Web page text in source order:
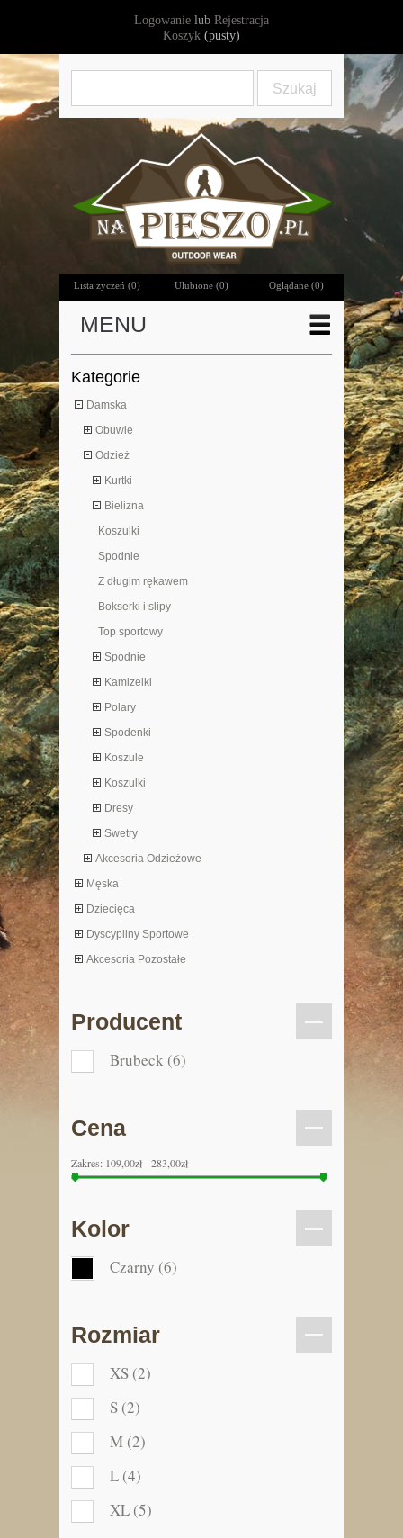
Lista życzeń (0) Ulubione (0) Oglądane (0)
Logowanie lub Rejestracja
Koszyk (pusty)
MENU
Kategorie
Damska
Obuwie
Odzież
Kurtki
Bielizna
Koszulki
Spodnie
Z długim rękawem
Bokserki i slipy
Top sportowy
Spodnie
Kamizelki
Polary
Spodenki
Koszule
Koszulki
Dresy
Swetry
Akcesoria Odzieżowe
Męska
Dziecięca
Dyscypliny Sportowe
Akcesoria Pozostałe
Producent
Brubeck (6)
Cena
Zakres: 109,00zł - 283,00zł
Kolor
Czarny (6)
Rozmiar
XS (2)
S (2)
M (2)
L (4)
XL (5)